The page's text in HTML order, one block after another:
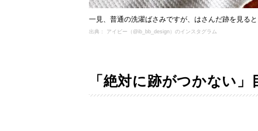
一見、普通の洗濯ばさみですが、はさんだ跡を見ると
出典： アイビー（@ib_bb_design）のインスタグラム
「絶対に跡がつかない